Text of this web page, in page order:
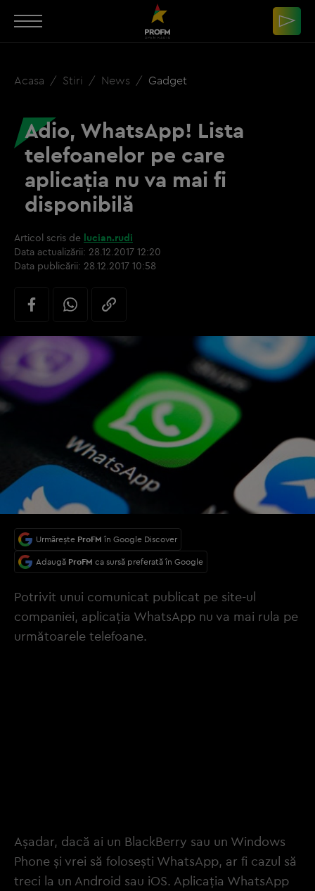
Acasa Stiri News Gadget
Adio, WhatsApp! Lista
telefoanelor pe care
aplicaţia nu va mai fi
disponibilă
Articol scris de lucian.rudi
Data actualizării: 28.12.2017 12:20
Data publicării: 28.12.2017 10:58
Urmărește ProFM în Google Discover
Adaugă ProFM ca sursă preferată în Google
Potrivit unui comunicat publicat pe site-ul
companiei, aplicaţia WhatsApp nu va mai rula pe
următoarele telefoane.
Aşadar, dacă ai un BlackBerry sau un Windows
Phone şi vrei să foloseşti WhatsApp, ar fi cazul să
treci la un Android sau iOS. Aplicaţia WhatsApp